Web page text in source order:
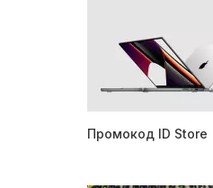
Промокод ID Store